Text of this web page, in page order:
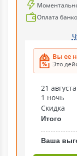
Оплата
Вы ее
Это
21
1 ночь
Скидка
Итого
Ваша